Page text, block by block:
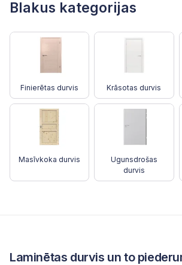
Blakus kategorijas
Finierētas durvis Krāsotas durvis
Masīvkoka durvis
Ugunsdrošas
durvis
Laminētas durvis un to